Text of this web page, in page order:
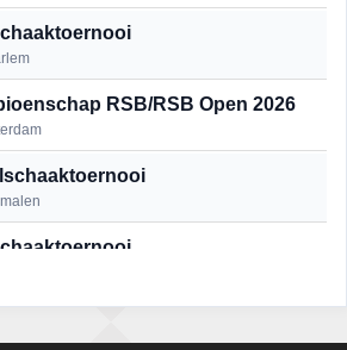
RSB/RSB Open 2026